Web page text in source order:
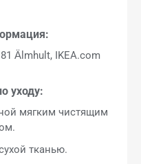
Älmhult, IKEA.com
уходу:
мягким чистящим
тканью.